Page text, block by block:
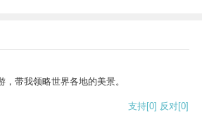
带我领略世界各地的美景。
支持[0] 反对[0]